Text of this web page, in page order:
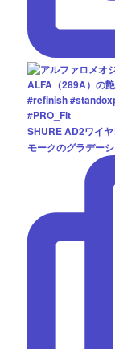
SHURE AD2ワイ
モークのグラデー